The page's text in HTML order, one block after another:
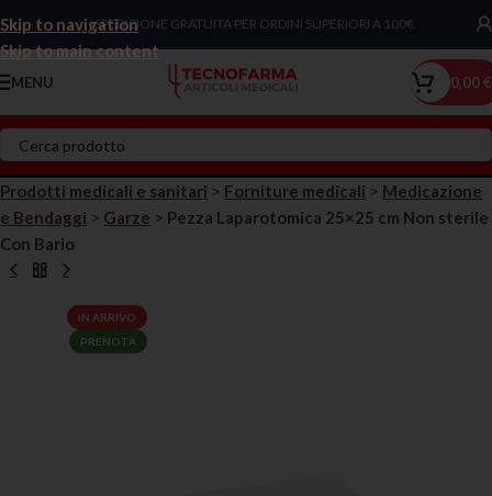
Skip to navigation
Skip to main content
Chiama Ora!SPEDIZIONE GRATUITA PER ORDINI SUPERIORI A 100€
MENU 0,00€
Prodotti medicali e sanitari > Forniture medicali > Medicazione
e Bendaggi > Garze > Pezza Laparotomica 25×25 cm Non sterile
Con Bario
IN ARRIVO
PRENOTA